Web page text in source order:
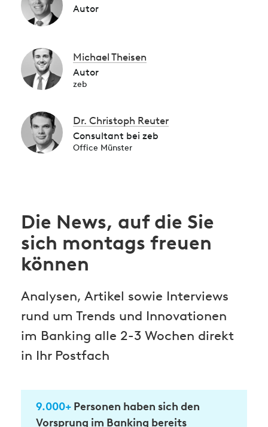
Autor
Michael Theisen
Autor
zeb
Dr. Christoph Reuter
Consultant bei zeb
Office Münster
Die News, auf die Sie
sich montags freuen
können
Analysen, Artikel sowie Interviews
rund um Trends und Innovationen
im Banking alle 2-3 Wochen direkt
in Ihr Postfach
9.000+ Personen haben sich den
Vorsprung im Banking bereits